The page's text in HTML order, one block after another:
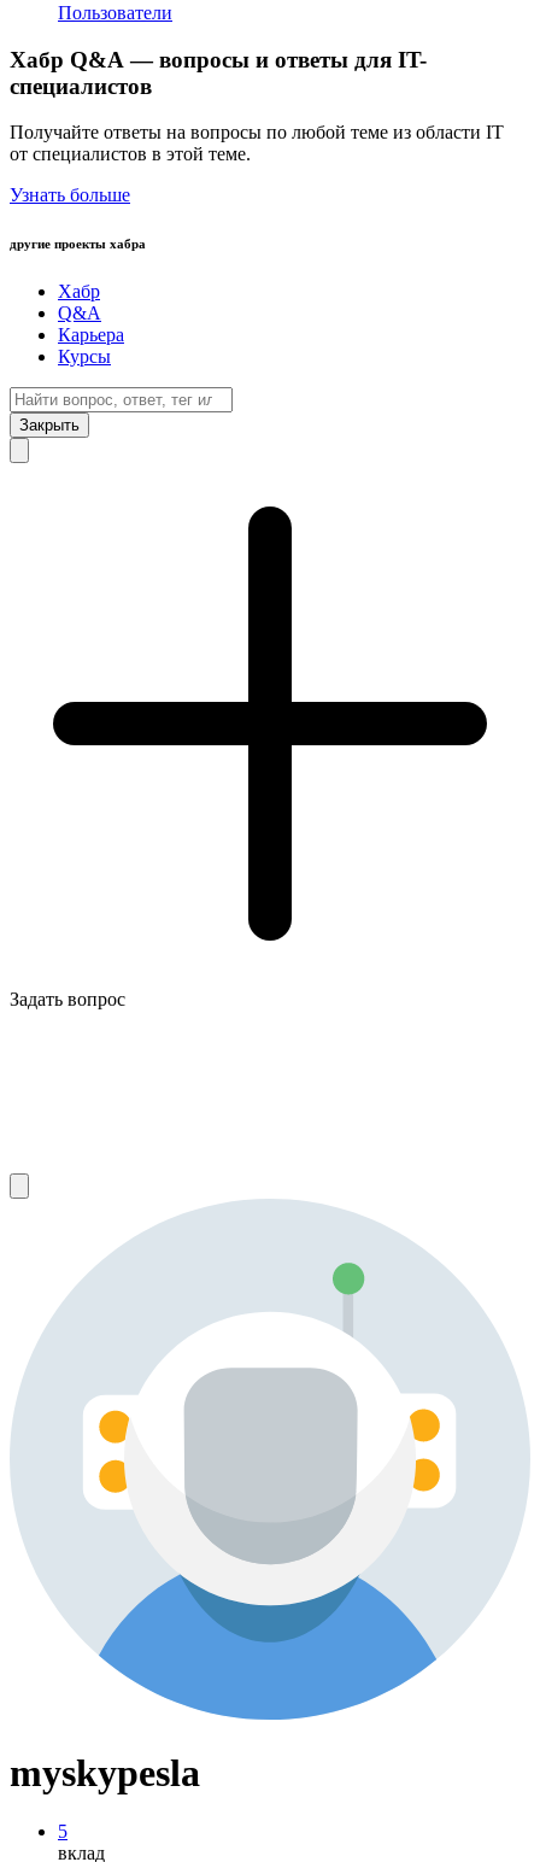
Пользователи
Хабр Q&A — вопросы и ответы для IT-
специалистов
Получайте ответы на вопросы по любой теме из области IT
от специалистов в этой теме.
Узнать больше
другие проекты хабра
Хабр
Q&A
Карьера
Курсы
Закрыть
Задать вопрос
myskypesla
5
вклад